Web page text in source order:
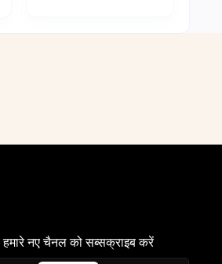
नए चैनल को सब्सक्राइब करें